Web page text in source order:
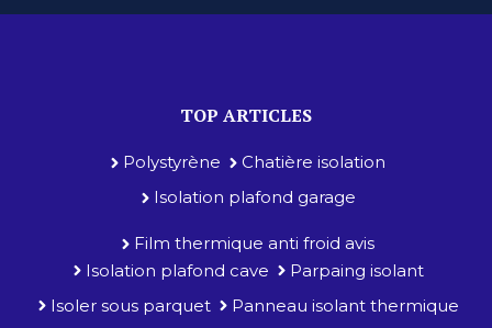
TOP ARTICLES
Polystyrène
Chatière isolation
Isolation plafond garage
Film thermique anti froid avis
Isolation plafond cave
Parpaing isolant
Isoler sous parquet
Panneau isolant thermique